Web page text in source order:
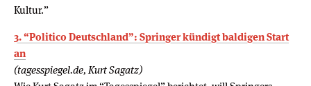
Kultur.”
3. “Politico Deutschland”: Springer kündigt baldigen Start
an
(tagesspiegel.de, Kurt Sagatz)